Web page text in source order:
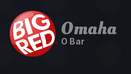
Omaha
O Bar